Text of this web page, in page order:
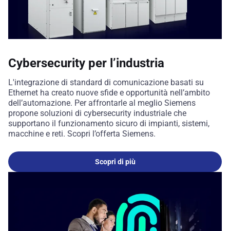
Cybersecurity per l’industria
L'integrazione di standard di comunicazione basati su
Ethernet ha creato nuove sfide e opportunità nell’ambito
dell’automazione. Per affrontarle al meglio Siemens
propone soluzioni di cybersecurity industriale che
supportano il funzionamento sicuro di impianti, sistemi,
macchine e reti. Scopri l’offerta Siemens.
Scopri di più